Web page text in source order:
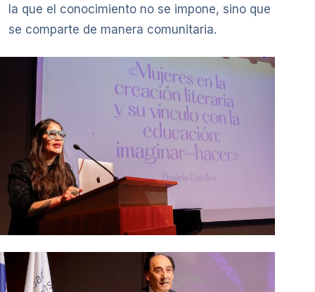
la que el conocimiento no se impone, sino que
se comparte de manera comunitaria.